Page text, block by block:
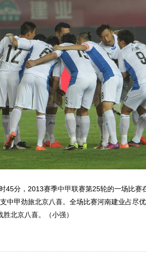
分，2013赛季中甲联赛第25轮的一场比赛
中甲劲旅北京八喜。全场比赛河南建业占尽
北京八喜。（小强）